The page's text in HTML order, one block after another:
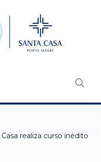
realiza curso inédito